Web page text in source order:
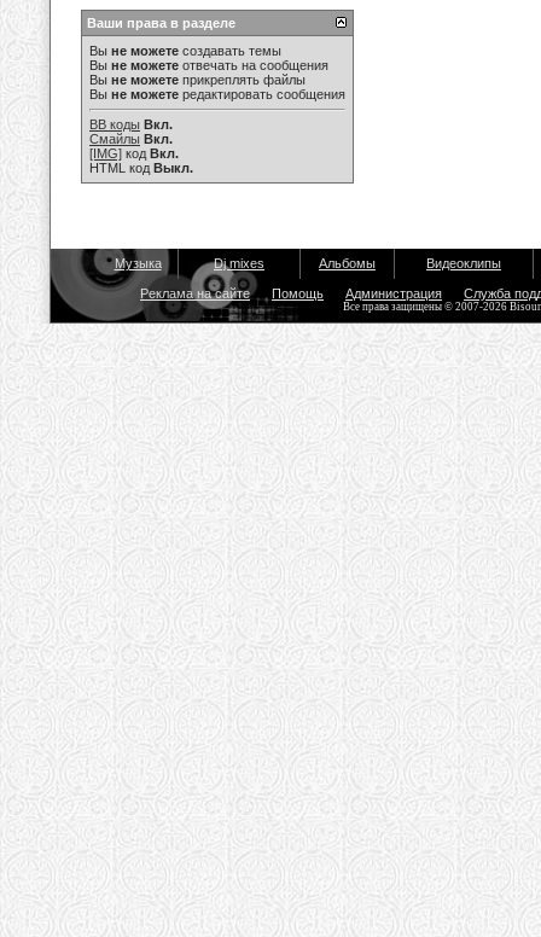
Ваши права в разделе
Вы не можете создавать темы
Вы не можете отвечать на сообщения
Вы не можете прикреплять файлы
Вы не можете редактировать сообщения
BB коды Вкл.
Смайлы Вкл.
[IMG] код Вкл.
HTML код Выкл.
Музыка Dj mixes Альбомы Видеоклипы
Реклама на сайте Помощь Администрация Служба
Все права защищены © 2007-2026